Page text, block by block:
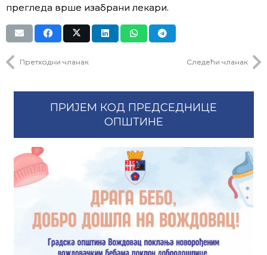
прегледа врше изабрани лекари.
Претходни чланак Следећи чланак
ПРИЈЕМ КОД ПРЕДСЕДНИЦЕ
ОПШТИНЕ